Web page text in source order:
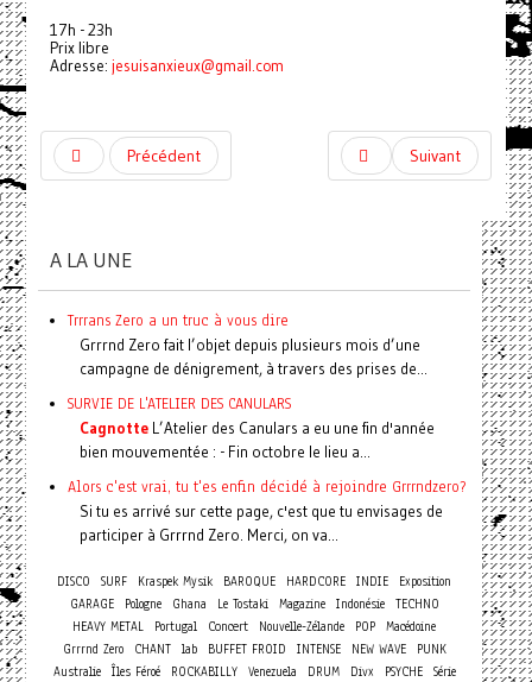
17h - 23h
Prix libre
Adresse: jesuisanxieux@gmail.com
Précédent Suivant
A LA UNE
Trrrans Zero a un truc à vous dire
Grrrnd Zero fait l’objet depuis plusieurs mois d’une
campagne de dénigrement, à travers des prises de...
SURVIE DE L'ATELIER DES CANULARS
CagnotteL’Atelier des Canulars a eu une fin d'année
bien mouvementée : - Fin octobre le lieu a...
Alors c'est vrai, tu t'es enfin décidé à rejoindre Grrrndzero?
Si tu es arrivé sur cette page, c'est que tu envisages de
participer à Grrrnd Zero. Merci, on va...
DISCO SURF Kraspek Mysik BAROQUE HARDCORE INDIE
Exposition
GARAGE
Pologne Ghana Le Tostaki Magazine Indonésie
TECHNO
HEAVY METAL
Portugal Concert Nouvelle-Zélande POP Macédoine
Grrrnd Zero
CHANT lab BUFFET FROID INTENSE NEW WAVE
PUNK
Australie
Îles Féroé ROCKABILLY Venezuela DRUM Divx PSYCHE
Série